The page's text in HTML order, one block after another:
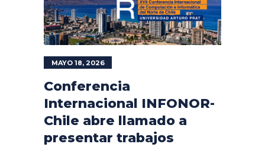
MAYO 18, 2026
Conferencia
Internacional INFONOR-
Chile abre llamado a
presentar trabajos